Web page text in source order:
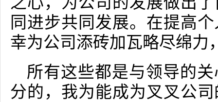
同进步共同发展。在提高
幸为公司添砖加瓦略尽绵力
所有这些都是与领导的
分的，我为能成为叉叉公